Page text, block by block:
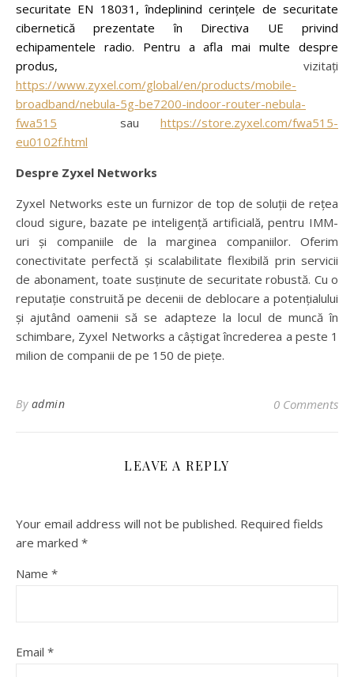
securitate EN 18031, îndeplinind cerințele de securitate
cibernetică prezentate în Directiva UE privind
echipamentele radio. Pentru a afla mai multe despre
produs, vizitați
https://www.zyxel.com/global/en/products/mobile-
broadband/nebula-5g-be7200-indoor-router-nebula-
fwa515
sau https://store.zyxel.com/fwa515-
eu0102f.html
Despre Zyxel Networks
Zyxel Networks este un furnizor de top de soluții de rețea
cloud sigure, bazate pe inteligență artificială, pentru IMM-
uri și companiile de la marginea companiilor. Oferim
conectivitate perfectă și scalabilitate flexibilă prin servicii
de abonament, toate susținute de securitate robustă. Cu o
reputație construită pe decenii de deblocare a potențialului
și ajutând oamenii să se adapteze la locul de muncă în
schimbare, Zyxel Networks a câștigat încrederea a peste 1
milion de companii de pe 150 de piețe.
By admin 0 Comments
LEAVE A REPLY
Your email address will not be published. Required fields
are marked *
Name *
Email *